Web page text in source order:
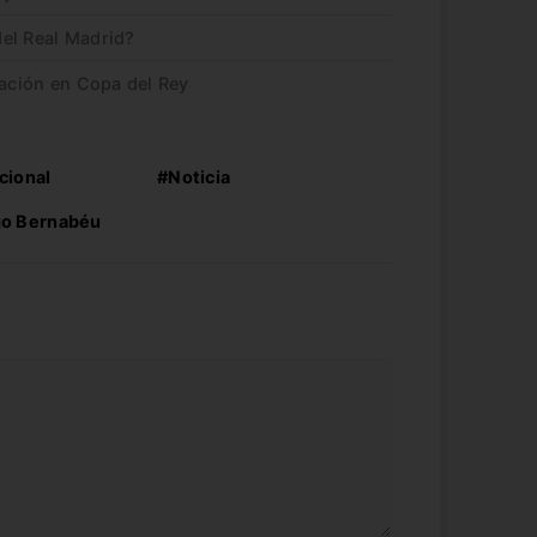
Real Madrid?
en Copa del Rey
#Noticia
Bernabéu